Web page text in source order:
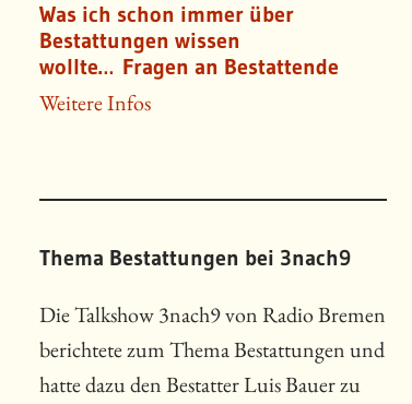
Was ich schon immer über
Bestattungen wissen
wollte… Fragen an Bestattende
Weitere Infos
Thema Bestattungen bei 3nach9
Die Talkshow 3nach9 von Radio Bremen
berichtete zum Thema Bestattungen und
hatte dazu den Bestatter Luis Bauer zu